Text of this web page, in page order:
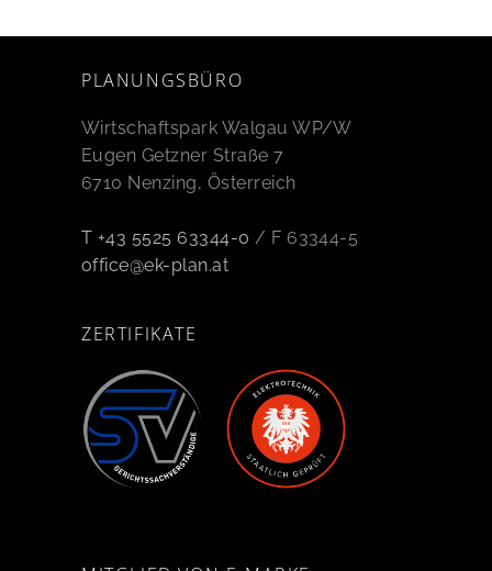
PLANUNGSBÜRO
Wirtschaftspark Walgau WP/W
Eugen Getzner Straße 7
6710 Nenzing, Österreich
T +43 5525 63344-0 / F 63344-5
office@ek-plan.at
ZERTIFIKATE